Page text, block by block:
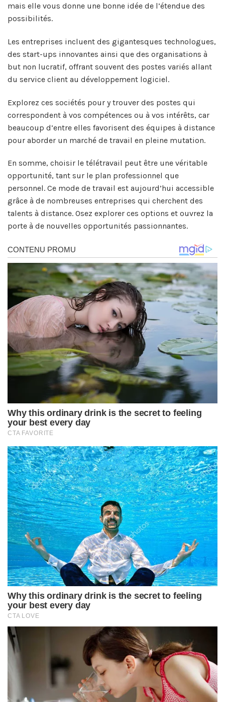
mais elle vous donne une bonne idée de l’étendue des
possibilités.
Les entreprises incluent des gigantesques technologues,
des start-ups innovantes ainsi que des organisations à
but non lucratif, offrant souvent des postes variés allant
du service client au développement logiciel.
Explorez ces sociétés pour y trouver des postes qui
correspondent à vos compétences ou à vos intérêts, car
beaucoup d’entre elles favorisent des équipes à distance
pour aborder un marché de travail en pleine mutation.
En somme, choisir le télétravail peut être une véritable
opportunité, tant sur le plan professionnel que
personnel. Ce mode de travail est aujourd’hui accessible
grâce à de nombreuses entreprises qui cherchent des
talents à distance. Osez explorer ces options et ouvrez la
porte à de nouvelles opportunités passionnantes.